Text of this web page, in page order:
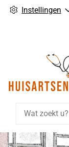
Instellingen